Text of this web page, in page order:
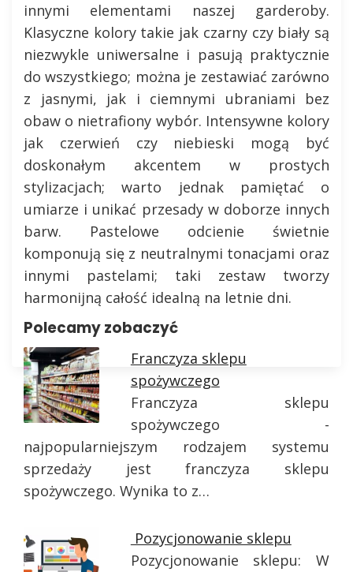
innymi elementami naszej garderoby.
Klasyczne kolory takie jak czarny czy biały są
niezwykle uniwersalne i pasują praktycznie
do wszystkiego; można je zestawiać zarówno
z jasnymi, jak i ciemnymi ubraniami bez
obaw o nietrafiony wybór. Intensywne kolory
jak czerwień czy niebieski mogą być
doskonałym akcentem w prostych
stylizacjach; warto jednak pamiętać o
umiarze i unikać przesady w doborze innych
barw. Pastelowe odcienie świetnie
komponują się z neutralnymi tonacjami oraz
innymi pastelami; taki zestaw tworzy
harmonijną całość idealną na letnie dni.
Polecamy zobaczyć
Franczyza sklepu
spożywczego
Franczyza sklepu
spożywczego -
najpopularniejszym rodzajem systemu
sprzedaży jest franczyza sklepu
spożywczego. Wynika to z…
Pozycjonowanie sklepu
Pozycjonowanie sklepu: W